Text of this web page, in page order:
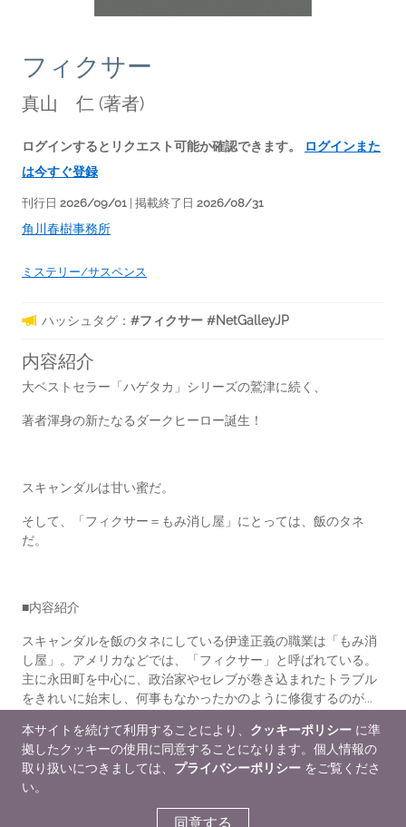
フィクサー
真山 仁 (著者)
ログインするとリクエスト可能か確認できます。
ログインまた
は今すぐ登録
刊行日 2026/09/01 | 掲載終了日 2026/08/31
角川春樹事務所
ミステリー/サスペンス
ハッシュタグ： #フィクサー #NetGalleyJP
内容紹介
大ベストセラー「ハゲタカ」シリーズの鷲津に続く、
著者渾身の新たなるダークヒーロー誕生！
スキャンダルは甘い蜜だ。
そして、「フィクサー＝もみ消し屋」にとっては、飯のタネ
だ。
■内容紹介
スキャンダルを飯のタネにしている伊達正義の職業は「もみ消
し屋」。アメリカなどでは、「フィクサー」と呼ばれている。
主に永田町を中心に、政治家やセレブが巻き込まれたトラブル
をきれいに始末し、何事もなかったかのように修復するのが...
もっと読む
販促情報
本サイトを続けて利用することにより、 クッキーポリシー に準
拠したクッキーの使用に同意することになります。個人情報の
取り扱いにつきましては、 プライバシーポリシー をご覧くださ
い。
同意する